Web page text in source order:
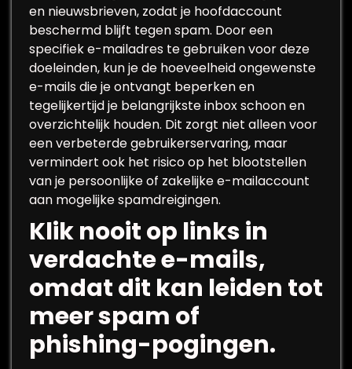
en nieuwsbrieven, zodat je hoofdaccount
beschermd blijft tegen spam. Door een
specifiek e-mailadres te gebruiken voor deze
doeleinden, kun je de hoeveelheid ongewenste
e-mails die je ontvangt beperken en
tegelijkertijd je belangrijkste inbox schoon en
overzichtelijk houden. Dit zorgt niet alleen voor
een verbeterde gebruikerservaring, maar
vermindert ook het risico op het blootstellen
van je persoonlijke of zakelijke e-mailaccount
aan mogelijke spamdreigingen.
Klik nooit op links in
verdachte e-mails,
omdat dit kan leiden tot
meer spam of
phishing-pogingen.